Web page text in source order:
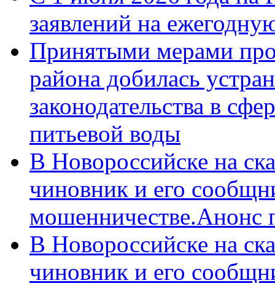
заявлений на
Принятыми мерами
района добилась
законодательства в
питьевой воды
В Новороссийске на
чиновник и его
мошенничестве.Анонс
В Новороссийске на
чиновник и его